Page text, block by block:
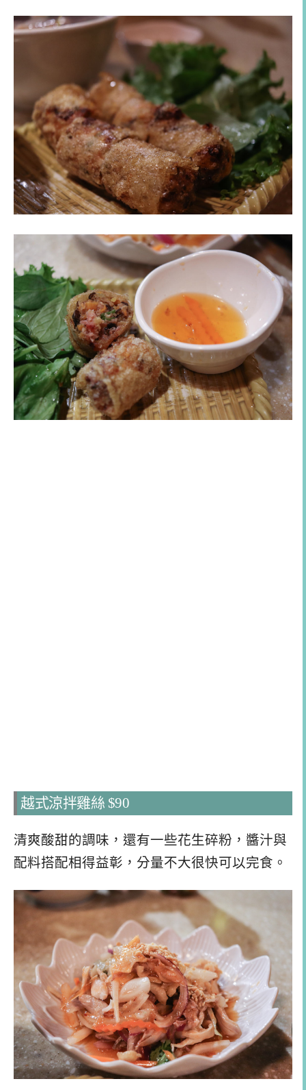
越式涼拌雞絲 $90
清爽酸甜的調味，還有一些花生碎粉，醬汁與
配料搭配相得益彰，分量不大很快可以完食。